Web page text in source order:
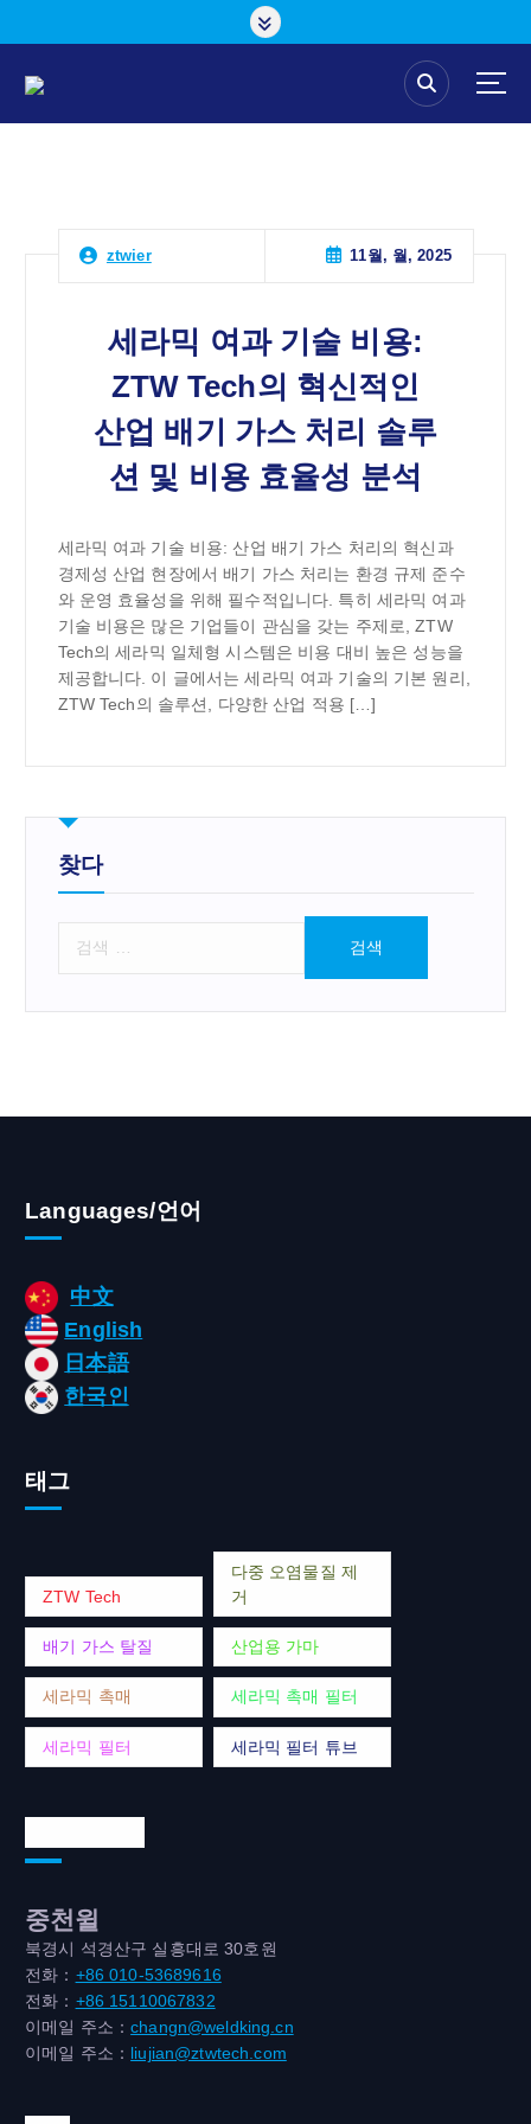
ztwier 11월, 월, 2025
세라믹 여과 기술 비용:
ZTW Tech의 혁신적인
산업 배기 가스 처리 솔루
션 및 비용 효율성 분석
세라믹 여과 기술 비용: 산업 배기 가스 처리의 혁신과
경제성 산업 현장에서 배기 가스 처리는 환경 규제 준수
와 운영 효율성을 위해 필수적입니다. 특히 세라믹 여과
기술 비용은 많은 기업들이 관심을 갖는 주제로, ZTW
Tech의 세라믹 일체형 시스템은 비용 대비 높은 성능을
제공합니다. 이 글에서는 세라믹 여과 기술의 기본 원리,
ZTW Tech의 솔루션, 다양한 산업 적용 […]
찾다
Languages/언어
中文
English
日本語
한국인
태그
ZTW Tech
다중 오염물질 제
거
배기 가스 탈질 산업용 가마
세라믹 촉매 세라믹 촉매 필터
세라믹 필터 세라믹 필터 튜브
중천윌
북경시 석경산구 실흥대로 30호원
전화： +86 010-53689616
전화： +86 15110067832
이메일 주소：changn@weldking.cn
이메일 주소： liujian@ztwtech.com